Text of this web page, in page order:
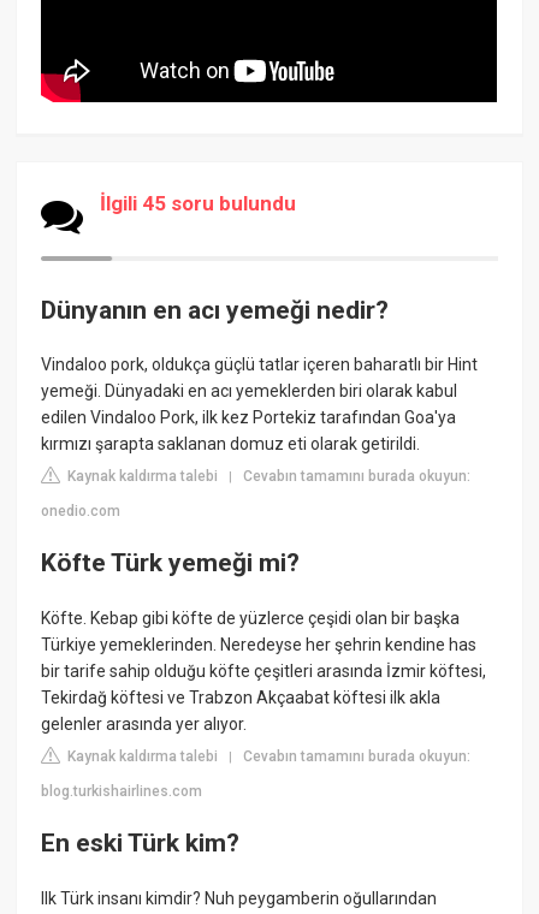
İlgili 45 soru bulundu
Dünyanın en acı yemeği nedir?
Vindaloo pork, oldukça güçlü tatlar içeren baharatlı bir Hint
yemeği. Dünyadaki en acı yemeklerden biri olarak kabul
edilen Vindaloo Pork, ilk kez Portekiz tarafından Goa'ya
kırmızı şarapta saklanan domuz eti olarak getirildi.
Kaynak kaldırma talebi |Cevabın tamamını burada okuyun:
onedio.com
Köfte Türk yemeği mi?
Köfte. Kebap gibi köfte de yüzlerce çeşidi olan bir başka
Türkiye yemeklerinden. Neredeyse her şehrin kendine has
bir tarife sahip olduğu köfte çeşitleri arasında İzmir köftesi,
Tekirdağ köftesi ve Trabzon Akçaabat köftesi ilk akla
gelenler arasında yer alıyor.
Kaynak kaldırma talebi |Cevabın tamamını burada okuyun:
blog.turkishairlines.com
En eski Türk kim?
Ilk Türk insanı kimdir? Nuh peygamberin oğullarından